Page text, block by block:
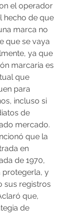
el operador
hecho de que
marca no
que se vaya
ya que
marcaria es
que
para
incluso si
de
mercado.
que la
en
de 1970,
y
sus registros
que,
de